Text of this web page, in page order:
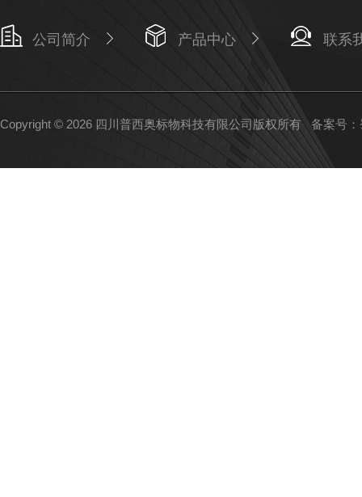
公司简介 产品中心 联系
Copyright © 2026 四川普西奥标物科技有限公司版权所有 备案号：